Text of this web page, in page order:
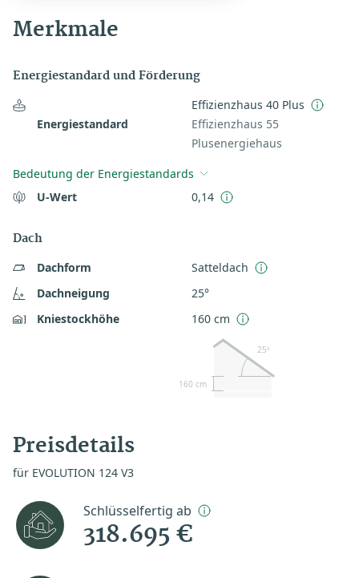
Merkmale
Energiestandard und Förderung
Energiestandard
Effizienzhaus 40 Plus
Effizienzhaus 55
Plusenergiehaus
Bedeutung der Energiestandards
U-Wert
0,14
Dach
Dachform
Satteldach
Dachneigung
25°
Kniestockhöhe
160 cm
160 cm
25º
Preisdetails
für EVOLUTION 124 V3
Schlüsselfertig ab
318.695 €